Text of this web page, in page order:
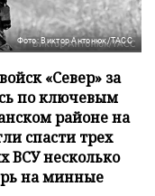
Фото: Виктор Антонюк/ТАСС
«Север» за
по ключевым
районе на
спасти трех
ВСУ несколько
на минные